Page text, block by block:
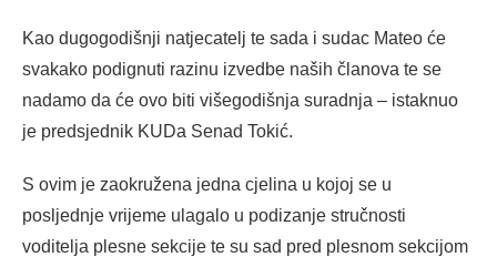
Kao dugogodišnji natjecatelj te sada i sudac Mateo će
svakako podignuti razinu izvedbe naših članova te se
nadamo da će ovo biti višegodišnja suradnja – istaknuo
je predsjednik KUDa Senad Tokić.
S ovim je zaokružena jedna cjelina u kojoj se u
posljednje vrijeme ulagalo u podizanje stručnosti
voditelja plesne sekcije te su sad pred plesnom sekcijom